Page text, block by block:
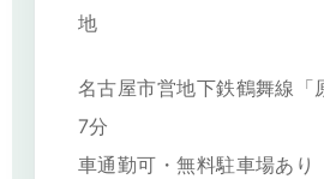
地
名古屋市営地下鉄鶴舞線「
7分
車通勤可・無料駐車場あり